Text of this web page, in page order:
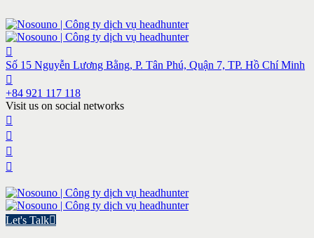
Số 15 Nguyễn Lương Bằng, P. Tân Phú, Quận 7, TP. Hồ Chí Minh
+84 921 117 118
Visit us on social networks
Let's Talk